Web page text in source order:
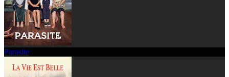
Parasite